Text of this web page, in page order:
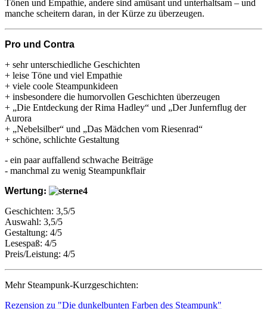
Tönen und Empathie, andere sind amüsant und unterhaltsam – und
manche scheitern daran, in der Kürze zu überzeugen.
Pro und Contra
+ sehr unterschiedliche Geschichten
+ leise Töne und viel Empathie
+ viele coole Steampunkideen
+ insbesondere die humorvollen Geschichten überzeugen
+ „Die Entdeckung der Rima Hadley“ und „Der Junfernflug der
Aurora
+ „Nebelsilber“ und „Das Mädchen vom Riesenrad“
+ schöne, schlichte Gestaltung
- ein paar auffallend schwache Beiträge
- manchmal zu wenig Steampunkflair
Wertung:
Geschichten: 3,5/5
Auswahl: 3,5/5
Gestaltung: 4/5
Lesespaß: 4/5
Preis/Leistung: 4/5
Mehr Steampunk-Kurzgeschichten:
Rezension zu "Die dunkelbunten Farben des Steampunk"